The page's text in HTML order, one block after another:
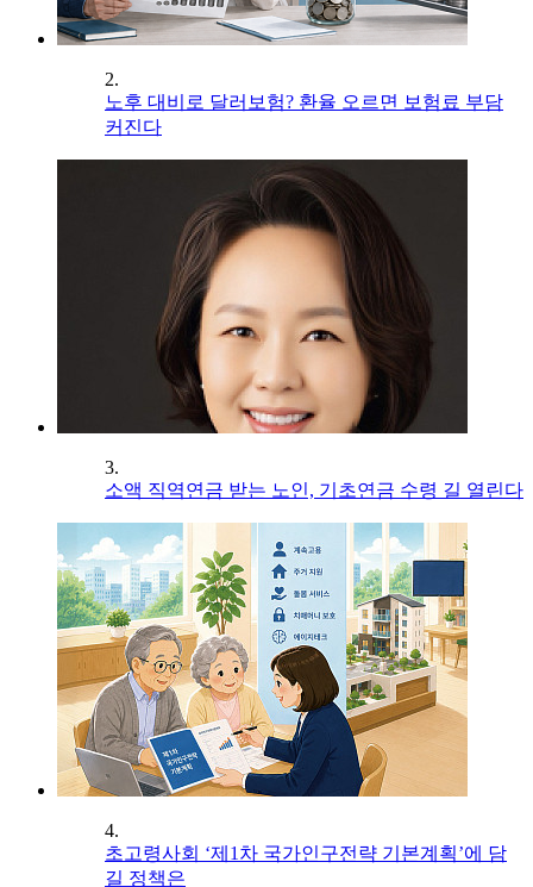
2.
노후 대비로 달러보험? 환율 오르면 보험료 부담
커진다
3.
소액 직역연금 받는 노인, 기초연금 수령 길 열린다
4.
초고령사회 ‘제1차 국가인구전략 기본계획’에 담
길 정책은